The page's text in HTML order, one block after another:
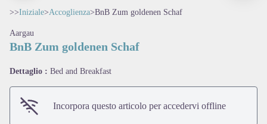
>>Iniziale>Accoglienza>BnB Zum goldenen Schaf
Aargau
BnB Zum goldenen Schaf
Dettaglio : Bed and Breakfast
Incorpora questo articolo per accedervi offline